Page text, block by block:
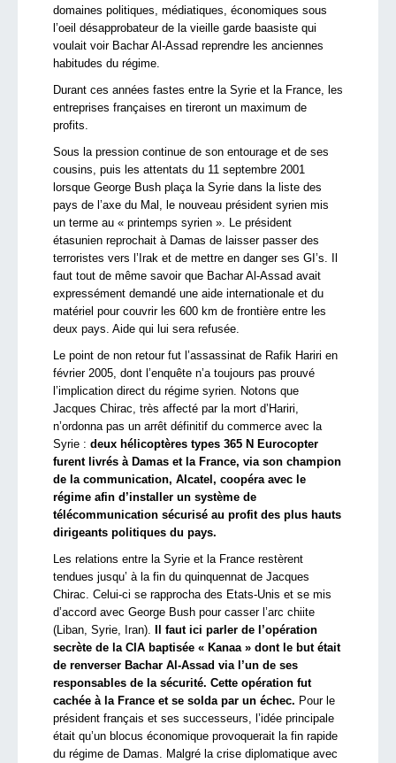
domaines politiques, médiatiques, économiques sous
l’oeil désapprobateur de la vieille garde baasiste qui
voulait voir Bachar Al-Assad reprendre les anciennes
habitudes du régime.
Durant ces années fastes entre la Syrie et la France, les
entreprises françaises en tireront un maximum de
profits.
Sous la pression continue de son entourage et de ses
cousins, puis les attentats du 11 septembre 2001
lorsque George Bush plaça la Syrie dans la liste des
pays de l’axe du Mal, le nouveau président syrien mis
un terme au « printemps syrien ». Le président
étasunien reprochait à Damas de laisser passer des
terroristes vers l’Irak et de mettre en danger ses GI’s. Il
faut tout de même savoir que Bachar Al-Assad avait
expressément demandé une aide internationale et du
matériel pour couvrir les 600 km de frontière entre les
deux pays. Aide qui lui sera refusée.
Le point de non retour fut l’assassinat de Rafik Hariri en
février 2005, dont l’enquête n’a toujours pas prouvé
l’implication direct du régime syrien. Notons que
Jacques Chirac, très affecté par la mort d’Hariri,
n’ordonna pas un arrêt définitif du commerce avec la
Syrie : deux hélicoptères types 365 N Eurocopter
furent livrés à Damas et la France, via son champion
de la communication, Alcatel, coopéra avec le
régime afin d’installer un système de
télécommunication sécurisé au profit des plus hauts
dirigeants politiques du pays.
Les relations entre la Syrie et la France restèrent
tendues jusqu’ à la fin du quinquennat de Jacques
Chirac. Celui-ci se rapprocha des Etats-Unis et se mis
d’accord avec George Bush pour casser l’arc chiite
(Liban, Syrie, Iran).
Il faut ici parler de l’opération
secrète de la CIA baptisée « Kanaa » dont le but était
de renverser Bachar Al-Assad via l’un de ses
responsables de la sécurité. Cette opération fut
cachée à la France et se solda par un échec. Pour le
président français et ses successeurs, l’idée principale
était qu’un blocus économique provoquerait la fin rapide
du régime de Damas. Malgré la crise diplomatique avec